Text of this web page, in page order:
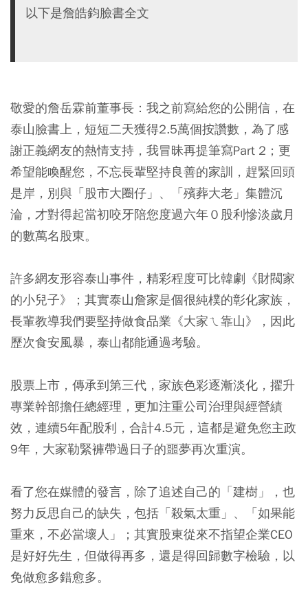
以下是詹皓鈞臉書全文
敬愛的詹岳霖前董事長：我之前寫給您的公開信，在
泰山臉書上，短短二天獲得2.5萬個按讚數，為了感
謝正義網友的熱情支持，我冒昧再提筆寫Part 2；更
希望能喚醒您，不忘長輩堅持良善的家訓，趕緊回頭
是岸，別與「股市大圈仔」、「殯葬大老」集體沉
淪，才對得起當初咬牙陪您度過六年０股利慘淡歲月
的數萬名股東。
許多網友形容泰山事件，精彩程度可比韓劇《財閥家
的小兒子》；其實泰山詹家是個很純樸的彰化家族，
長輩教導我們要堅持做食品業《大家ㄟ靠山》，因此
歷次食安風暴，泰山都能通過考驗。
股票上市，傳承到第三代，家族色彩逐漸淡化，擢升
專業幹部擔任總經理，更加注重公司治理與經營績
效，連續5年配股利，合計4.5元，這都是避免您主政
9年，大家勒緊褲帶過日子的噩夢再次重演。
看了您在媒體的發言，除了追述自己的「建樹」，也
努力反思自己的缺失，包括「殺氣太重」、「如果能
重來，不必當壞人」；其實股東從來不指望企業CEO
是好好先生，但做得再多，還是得回歸數字檢驗，以
免做愈多錯愈多。